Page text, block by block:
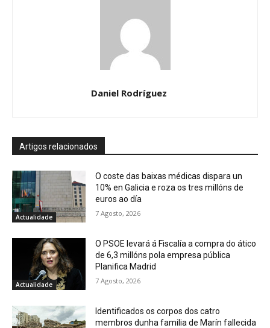
Daniel Rodríguez
Artigos relacionados
Actualidade
O coste das baixas médicas dispara un
10% en Galicia e roza os tres millóns de
euros ao día
7 Agosto, 2026
Actualidade
O PSOE levará á Fiscalía a compra do ático
de 6,3 millóns pola empresa pública
Planifica Madrid
7 Agosto, 2026
Identificados os corpos dos catro
membros dunha familia de Marín fallecida